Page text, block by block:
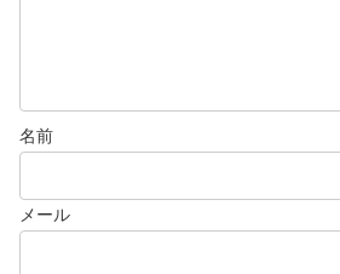
名前
メール